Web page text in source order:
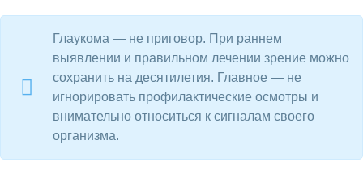
Глаукома — не приговор. При раннем
выявлении и правильном лечении зрение можно
сохранить на десятилетия. Главное — не
игнорировать профилактические осмотры и
внимательно относиться к сигналам своего
организма.